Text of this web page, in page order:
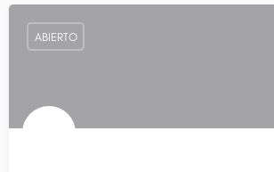
ABIERTO